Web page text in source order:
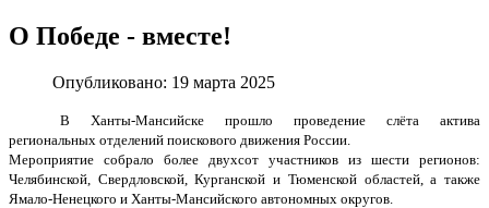
О Победе - вместе!
Опубликовано: 19 марта 2025
В Ханты-Мансийске прошло проведение слёта актива
региональных отделений поискового движения России.
Мероприятие собрало более двухсот участников из шести регионов:
Челябинской, Свердловской, Курганской и Тюменской областей, а также
Ямало-Ненецкого и Ханты-Мансийского автономных округов.